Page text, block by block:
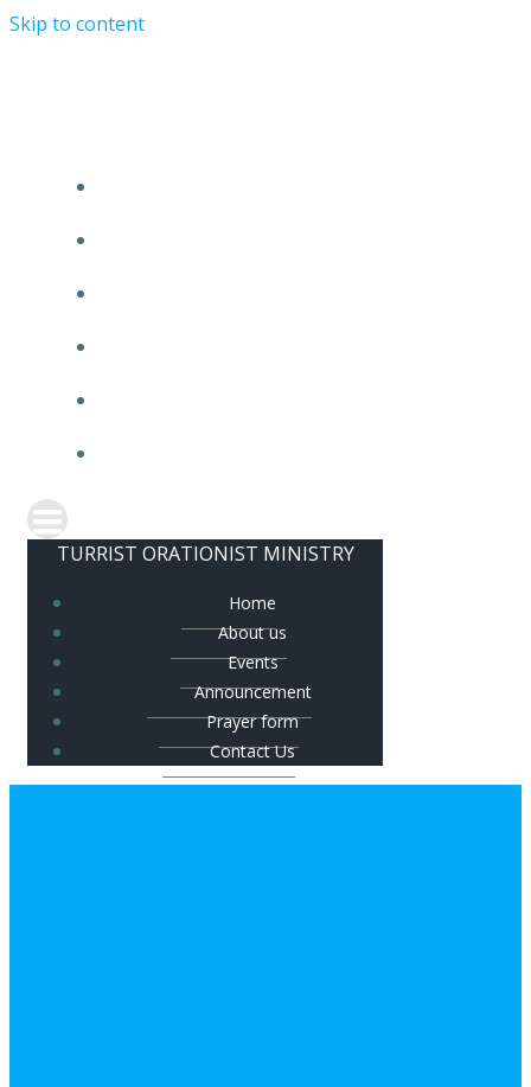
Skip to content
TURRIST ORATIONIST MINISTRY
Home
About us
Events
Announcement
Prayer form
Contact Us